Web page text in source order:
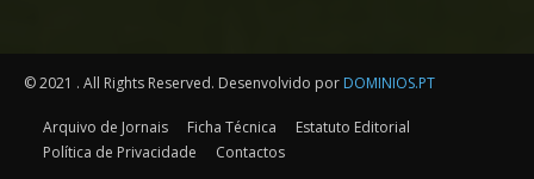
© 2021 . All Rights Reserved. Desenvolvido por DOMINIOS.PT
Arquivo de Jornais Ficha Técnica
Estatuto Editorial
Política de Privacidade
Contactos